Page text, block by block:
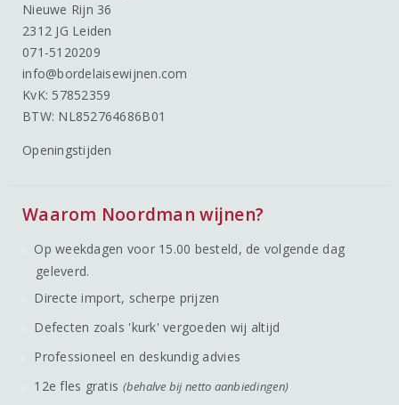
Nieuwe Rijn 36
2312 JG Leiden
071-5120209
info@bordelaisewijnen.com
KvK: 57852359
BTW: NL852764686B01
Openingstijden
Waarom Noordman wijnen?
Op weekdagen voor 15.00 besteld, de volgende dag
geleverd.
Directe import, scherpe prijzen
Defecten zoals 'kurk' vergoeden wij altijd
Professioneel en deskundig advies
12e fles gratis (behalve bij netto aanbiedingen)